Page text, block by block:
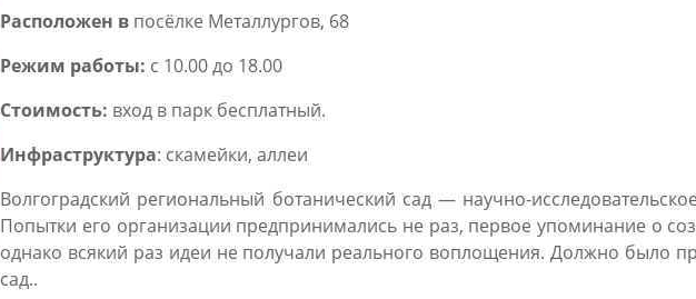
Расположен в посёлке Металлургов, 68
Режим работы: с 10.00 до 18.00
Стоимость: вход в парк бесплатный.
Инфраструктура: скамейки, аллеи
Волгоградский региональный ботанический сад — научно-
Попытки его организации предпринимались не раз, первое упоминание о
однако всякий раз идеи не получали реального воплощения. Должно было
сад..